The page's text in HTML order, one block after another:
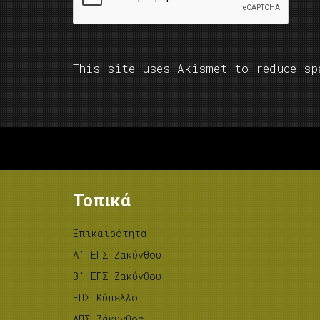
This site uses Akismet to reduce
Τοπικά
Επικαιρότητα
A’ ΕΠΣ Ζακύνθου
B’ ΕΠΣ Ζακύνθου
ΕΠΣ Κύπελλο